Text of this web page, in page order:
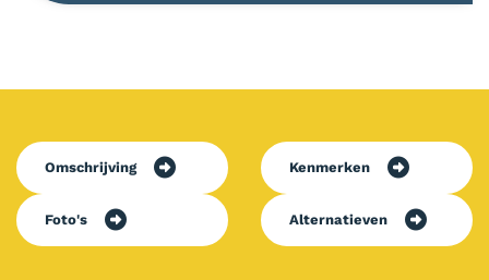
Omschrijving Kenmerken
Foto's Alternatieven